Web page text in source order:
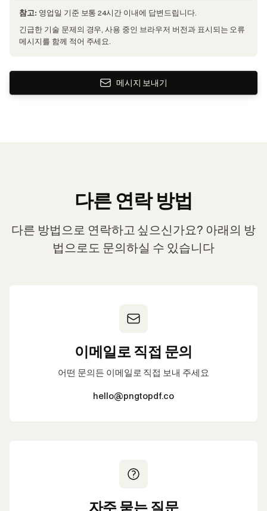
참고: 영업일 기준 보통 24시간 이내에 답변드립니다.
긴급한 기술 문제의 경우, 사용 중인 브라우저 버전과 표시되는 오류
메시지를 함께 적어 주세요.
메시지 보내기
다른 연락 방법
다른 방법으로 연락하고 싶으신가요? 아래의 방
법으로도 문의하실 수 있습니다
이메일로 직접 문의
어떤 문의든 이메일로 직접 보내 주세요
hello@pngtopdf.co
자주 묻는 질문